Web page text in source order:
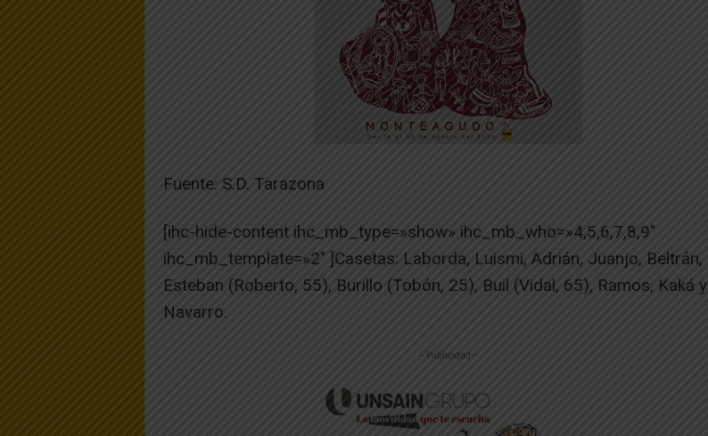
Fuente: S.D. Tarazona
[ihc-hide-content ihc_mb_type=»show» ihc_mb_who=»4,5,6,7,8,9″
ihc_mb_template=»2″ ]Casetas: Laborda, Luismi, Adrián, Juanjo, Beltrán,
Esteban (Roberto, 55), Burillo (Tobón, 25), Buil (Vidal, 65), Ramos, Kaká y
Navarro.
-- Publicidad --